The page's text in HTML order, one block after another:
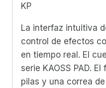
KP
La interfaz intuitiva
control de efectos
en tiempo real. El
serie KAOSS PAD.
pilas y una correa